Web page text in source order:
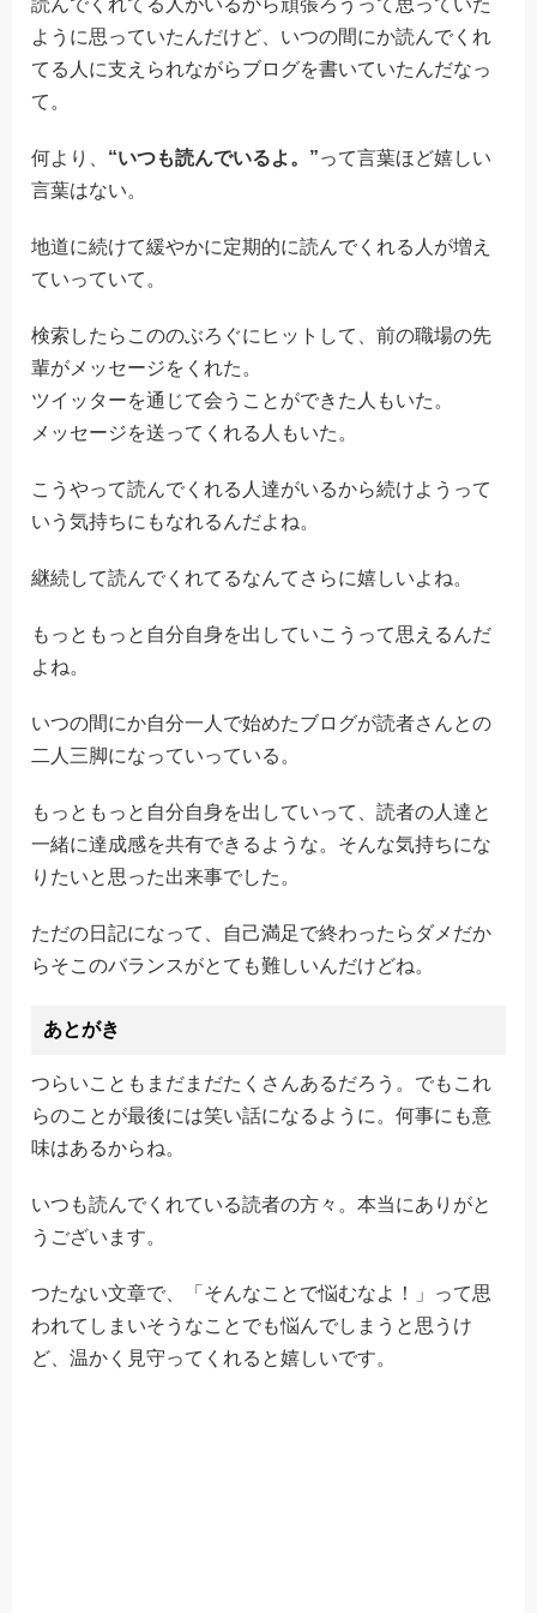
ように思っていたんだけど、いつの間にか読んでくれ
てる人に支えられながらブログを書いていたんだなっ
て。
何より、 “いつも読んでいるよ。”って言葉ほど嬉しい
言葉はない。
地道に続けて緩やかに定期的に読んでくれる人が増え
ていっていて。
検索したらこののぶろぐにヒットして、前の職場の先
輩がメッセージをくれた。
ツイッターを通じて会うことができた人もいた。
メッセージを送ってくれる人もいた。
こうやって読んでくれる人達がいるから続けようって
いう気持ちにもなれるんだよね。
継続して読んでくれてるなんてさらに嬉しいよね。
もっともっと自分自身を出していこうって思えるんだ
よね。
いつの間にか自分一人で始めたブログが読者さんとの
二人三脚になっていっている。
もっともっと自分自身を出していって、読者の人達と
一緒に達成感を共有できるような。そんな気持ちにな
りたいと思った出来事でした。
ただの日記になって、自己満足で終わったらダメだか
らそこのバランスがとても難しいんだけどね。
あとがき
つらいこともまだまだたくさんあるだろう。でもこれ
らのことが最後には笑い話になるように。何事にも意
味はあるからね。
いつも読んでくれている読者の方々。本当にありがと
うございます。
つたない文章で、「そんなことで悩むなよ！」って思
われてしまいそうなことでも悩んでしまうと思うけ
ど、温かく見守ってくれると嬉しいです。